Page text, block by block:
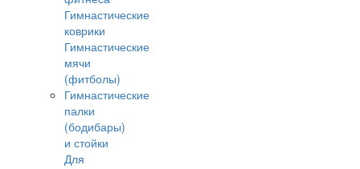
Гимнастические
коврики
Гимнастические
мячи
(фитболы)
Гимнастические
палки
(бодибары)
и стойки
Для